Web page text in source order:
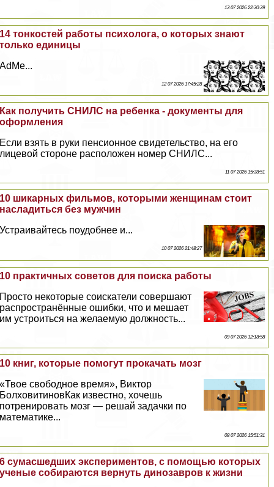
13 07 2026 22:30:39
14 тонкостей работы психолога, о которых знают
только единицы
AdMe...
12 07 2026 17:45:28
Как получить СНИЛС на ребенка - документы для
оформления
Если взять в руки пенсионное свидетельство, на его
лицевой стороне расположен номер СНИЛС...
11 07 2026 15:38:51
10 шикарных фильмов, которыми женщинам стоит
насладиться без мужчин
Устраивайтесь поудобнее и...
10 07 2026 21:48:27
10 пpaктичных советов для поиска работы
Просто некоторые соискатели совершают
распространённые ошибки, что и мешает
им устроиться на желаемую должность...
09 07 2026 12:18:58
10 книг, которые помогут прокачать мозг
«Твое свободное время», Виктор
БолховитиновКак известно, хочешь
потренировать мозг — решай задачки по
математике...
08 07 2026 15:51:31
6 cyмacшедших экспериментов, с помощью которых
ученые собираются вернуть динозавров к жизни